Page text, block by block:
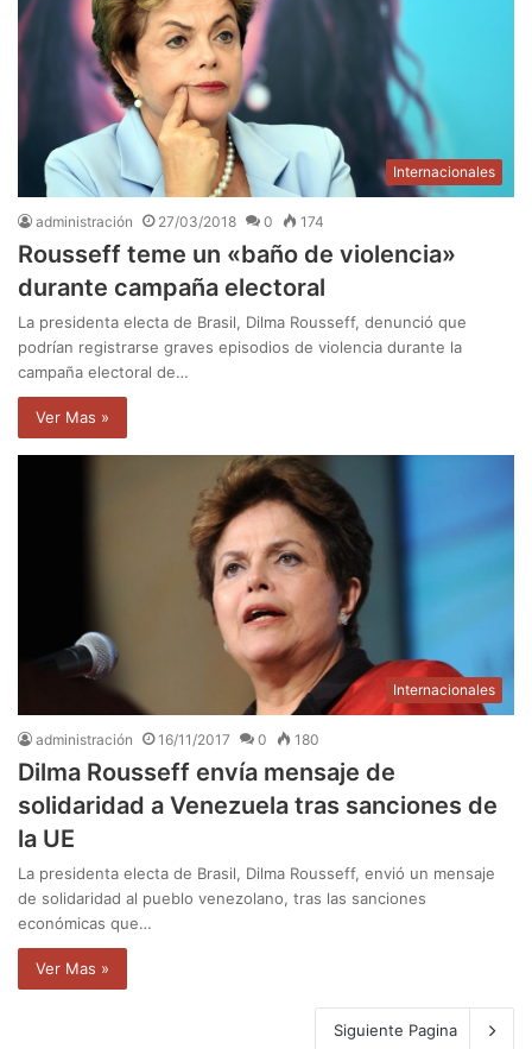
Internacionales
administración 27/03/2018 0 174
Rousseff teme un «baño de violencia»
durante campaña electoral
La presidenta electa de Brasil, Dilma Rousseff, denunció que
podrían registrarse graves episodios de violencia durante la
campaña electoral de…
Ver Mas »
Internacionales
administración 16/11/2017 0 180
Dilma Rousseff envía mensaje de
solidaridad a Venezuela tras sanciones de
la UE
La presidenta electa de Brasil, Dilma Rousseff, envió un mensaje
de solidaridad al pueblo venezolano, tras las sanciones
económicas que…
Ver Mas »
Siguiente Pagina